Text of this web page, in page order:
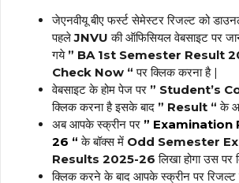
जेएनवीयू बीए फर्स्ट सेमेस्टर रिजल्ट को
पहलेJNVU की ऑफिसियल वेबसाइट पर
गये ” BA 1st Semester Result
Check Now “ पर क्लिक करना है |
वेबसाइट के होम पेज पर ” Student’s
क्लिक करना है इसके बाद ” Result “ के
अब आपके स्क्रीन पर ” Examination
26 “ के बॉक्स में Odd Semester
Results 2025-26 लिखा होगा उस
क्लिक करने के बाद आपके स्क्रीन पर रिजल्ट